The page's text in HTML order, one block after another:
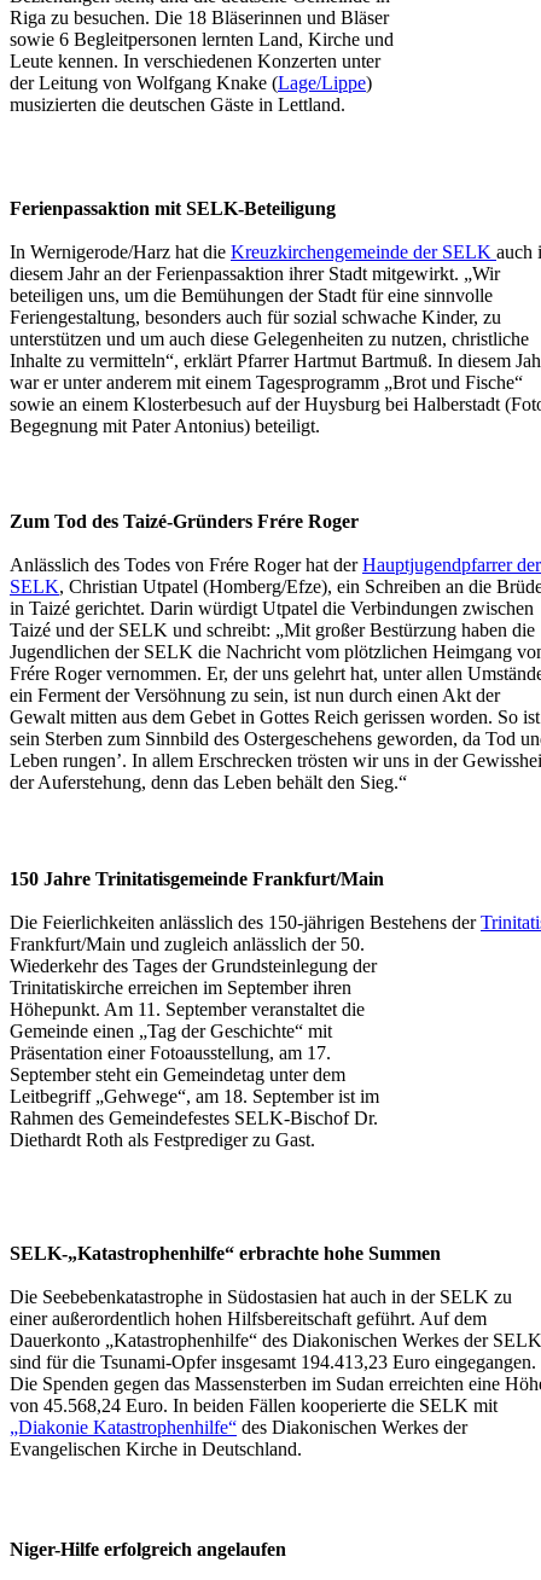
Riga zu besuchen. Die 18 Bläserinnen und Bläser
sowie 6 Begleitpersonen lernten Land, Kirche und
Leute kennen. In verschiedenen Konzerten unter
der Leitung von Wolfgang Knake (Lage/Lippe)
musizierten die deutschen Gäste in Lettland.
Ferienpassaktion mit SELK-Beteiligung
In Wernigerode/Harz hat die Kreuzkirchengemeinde der SELK auch
diesem Jahr an der Ferienpassaktion ihrer Stadt mitgewirkt. „Wir
beteiligen uns, um die Bemühungen der Stadt für eine sinnvolle
Feriengestaltung, besonders auch für sozial schwache Kinder, zu
unterstützen und um auch diese Gelegenheiten zu nutzen, christliche
Inhalte zu vermitteln“, erklärt Pfarrer Hartmut Bartmuß. In diesem
war er unter anderem mit einem Tagesprogramm „Brot und Fische“
sowie an einem Klosterbesuch auf der Huysburg bei Halberstadt
Begegnung mit Pater Antonius) beteiligt.
Zum Tod des Taizé-Gründers Frére Roger
Anlässlich des Todes von Frére Roger hat derHauptjugendpfarrer der
SELK, Christian Utpatel (Homberg/Efze), ein Schreiben an die
in Taizé gerichtet. Darin würdigt Utpatel die Verbindungen zwischen
Taizé und der SELK und schreibt: „Mit großer Bestürzung haben die
Jugendlichen der SELK die Nachricht vom plötzlichen Heimgang
Frére Roger vernommen. Er, der uns gelehrt hat, unter allen
ein Ferment der Versöhnung zu sein, ist nun durch einen Akt der
Gewalt mitten aus dem Gebet in Gottes Reich gerissen worden. So ist
sein Sterben zum Sinnbild des Ostergeschehens geworden, da Tod
Leben rungen’. In allem Erschrecken trösten wir uns in der
der Auferstehung, denn das Leben behält den Sieg.“
150 Jahre Trinitatisgemeinde Frankfurt/Main
Die Feierlichkeiten anlässlich des 150-jährigen Bestehens der
Frankfurt/Main und zugleich anlässlich der 50.
Wiederkehr des Tages der Grundsteinlegung der
Trinitatiskirche erreichen im September ihren
Höhepunkt. Am 11. September veranstaltet die
Gemeinde einen „Tag der Geschichte“ mit
Präsentation einer Fotoausstellung, am 17.
September steht ein Gemeindetag unter dem
Leitbegriff „Gehwege“, am 18. September ist im
Rahmen des Gemeindefestes SELK-Bischof Dr.
Diethardt Roth als Festprediger zu Gast.
SELK-„Katastrophenhilfe“ erbrachte hohe Summen
Die Seebebenkatastrophe in Südostasien hat auch in der SELK zu
einer außerordentlich hohen Hilfsbereitschaft geführt. Auf dem
Dauerkonto „Katastrophenhilfe“ des Diakonischen Werkes der SELK
sind für die Tsunami-Opfer insgesamt 194.413,23 Euro eingegangen.
Die Spenden gegen das Massensterben im Sudan erreichten eine
von 45.568,24 Euro. In beiden Fällen kooperierte die SELK mit
„Diakonie Katastrophenhilfe“ des Diakonischen Werkes der
Evangelischen Kirche in Deutschland.
Niger-Hilfe erfolgreich angelaufen